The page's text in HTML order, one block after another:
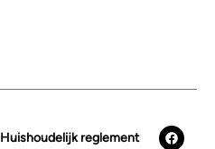
Huishoudelijk reglement